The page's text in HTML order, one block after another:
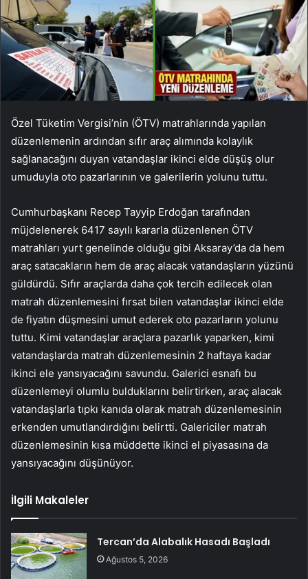
Özel Tüketim Vergisi’nin (ÖTV) matrahlarında yapılan
düzenlemenin ardından sıfır araç alımında kolaylık
sağlanacağını duyan vatandaşlar ikinci elde düşüş olur
umuduyla oto pazarlarının ve galerilerin yolunu tuttu.
Cumhurbaşkanı Recep Tayyip Erdoğan tarafından
müjdelenerek 6417 sayılı kararla düzenlenen ÖTV
matrahları yurt genelinde olduğu gibi Aksaray’da da hem
araç satacakların hem de araç alacak vatandaşların yüzünü
güldürdü. Sıfır araçlarda daha çok tercih edilecek olan
matrah düzenlemesini fırsat bilen vatandaşlar ikinci elde
de fiyatın düşmesini umut ederek oto pazarların yolunu
tuttu. Kimi vatandaşlar araçlara pazarlık yaparken, kimi
vatandaşlarda matrah düzenlemesinin 2 haftaya kadar
ikinci ele yansıyacağını savundu. Galerici esnafı bu
düzenlemeyi olumlu bulduklarını belirtirken, araç alacak
vatandaşlarla tıpkı kanıda olarak matrah düzenlemesinin
erkenden umutlandırdığını belirtti. Galericiler matrah
düzenlemesinin kısa müddette ikinci el piyasasına da
yansıyacağını düşünüyor.
İlgili Makaleler
Tercan’da Alabalık Hasadı Başladı
Ağustos 5, 2026